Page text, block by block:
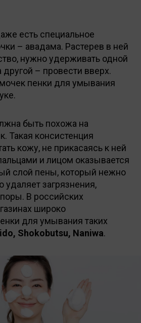
есть специальное
– авадама. Растерев в ней
нужно удерживать одной
другой – провести вверх.
пенки для умывания
быть похожа на
Такая консистенция
кожу, не прикасаясь к ней
и лицом оказывается
слой пены, который нежно
удаляет загрязнения,
В российских
широко
для умывания таких
Shokobutsu, Naniwa.